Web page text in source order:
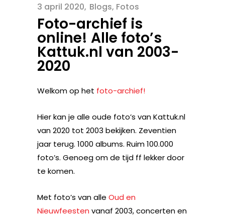
3 april 2020 Blogs, Fotos
Foto-archief is
online! Alle foto’s
Kattuk.nl van 2003-
2020
Welkom op het foto-archief!
Hier kan je alle oude foto’s van Kattuk.nl
van 2020 tot 2003 bekijken. Zeventien
jaar terug. 1000 albums. Ruim 100.000
foto’s. Genoeg om de tijd ff lekker door
te komen.
Met foto’s van alle Oud en
Nieuwfeesten vanaf 2003, concerten en